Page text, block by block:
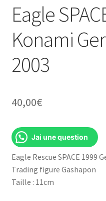
Eagle
Konami
2003
40,00€
Jai une question
Eagle Rescue SPACE 1999
Trading figure Gashapon
Taille : 11cm